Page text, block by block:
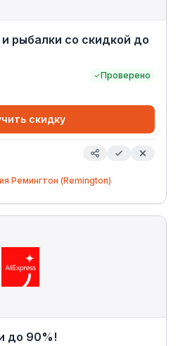
рыбалки со скидкой до
Проверено
скидку
Ремингтон (Remington)
до 90%!